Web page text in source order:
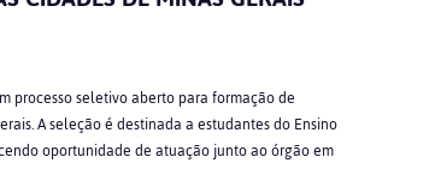
processo seletivo aberto para formação de
A seleção é destinada a estudantes do Ensino
oportunidade de atuação junto ao órgão em